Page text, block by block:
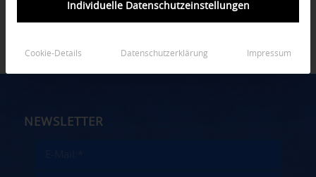
NEWSLETTER
Individuelle Datenschutzeinstellungen
Cookie-Details Datenschutzerklärung Impressum